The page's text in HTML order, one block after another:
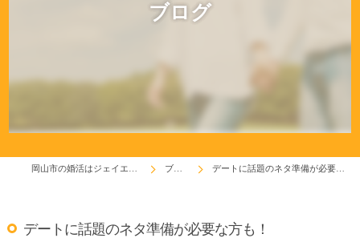
ブログ
ブログ デートに話題のネタ準備が必要な方も！
デートに話題のネタ準備が必要な方も！